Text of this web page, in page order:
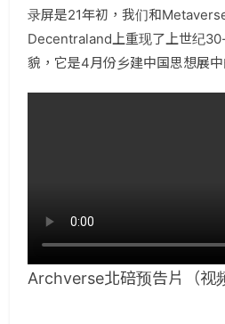
录屏是21年初，我们和
Decentraland上重现了上世纪
貌，它是4月份乡建中国思想展中
Archverse北碚预告片（视